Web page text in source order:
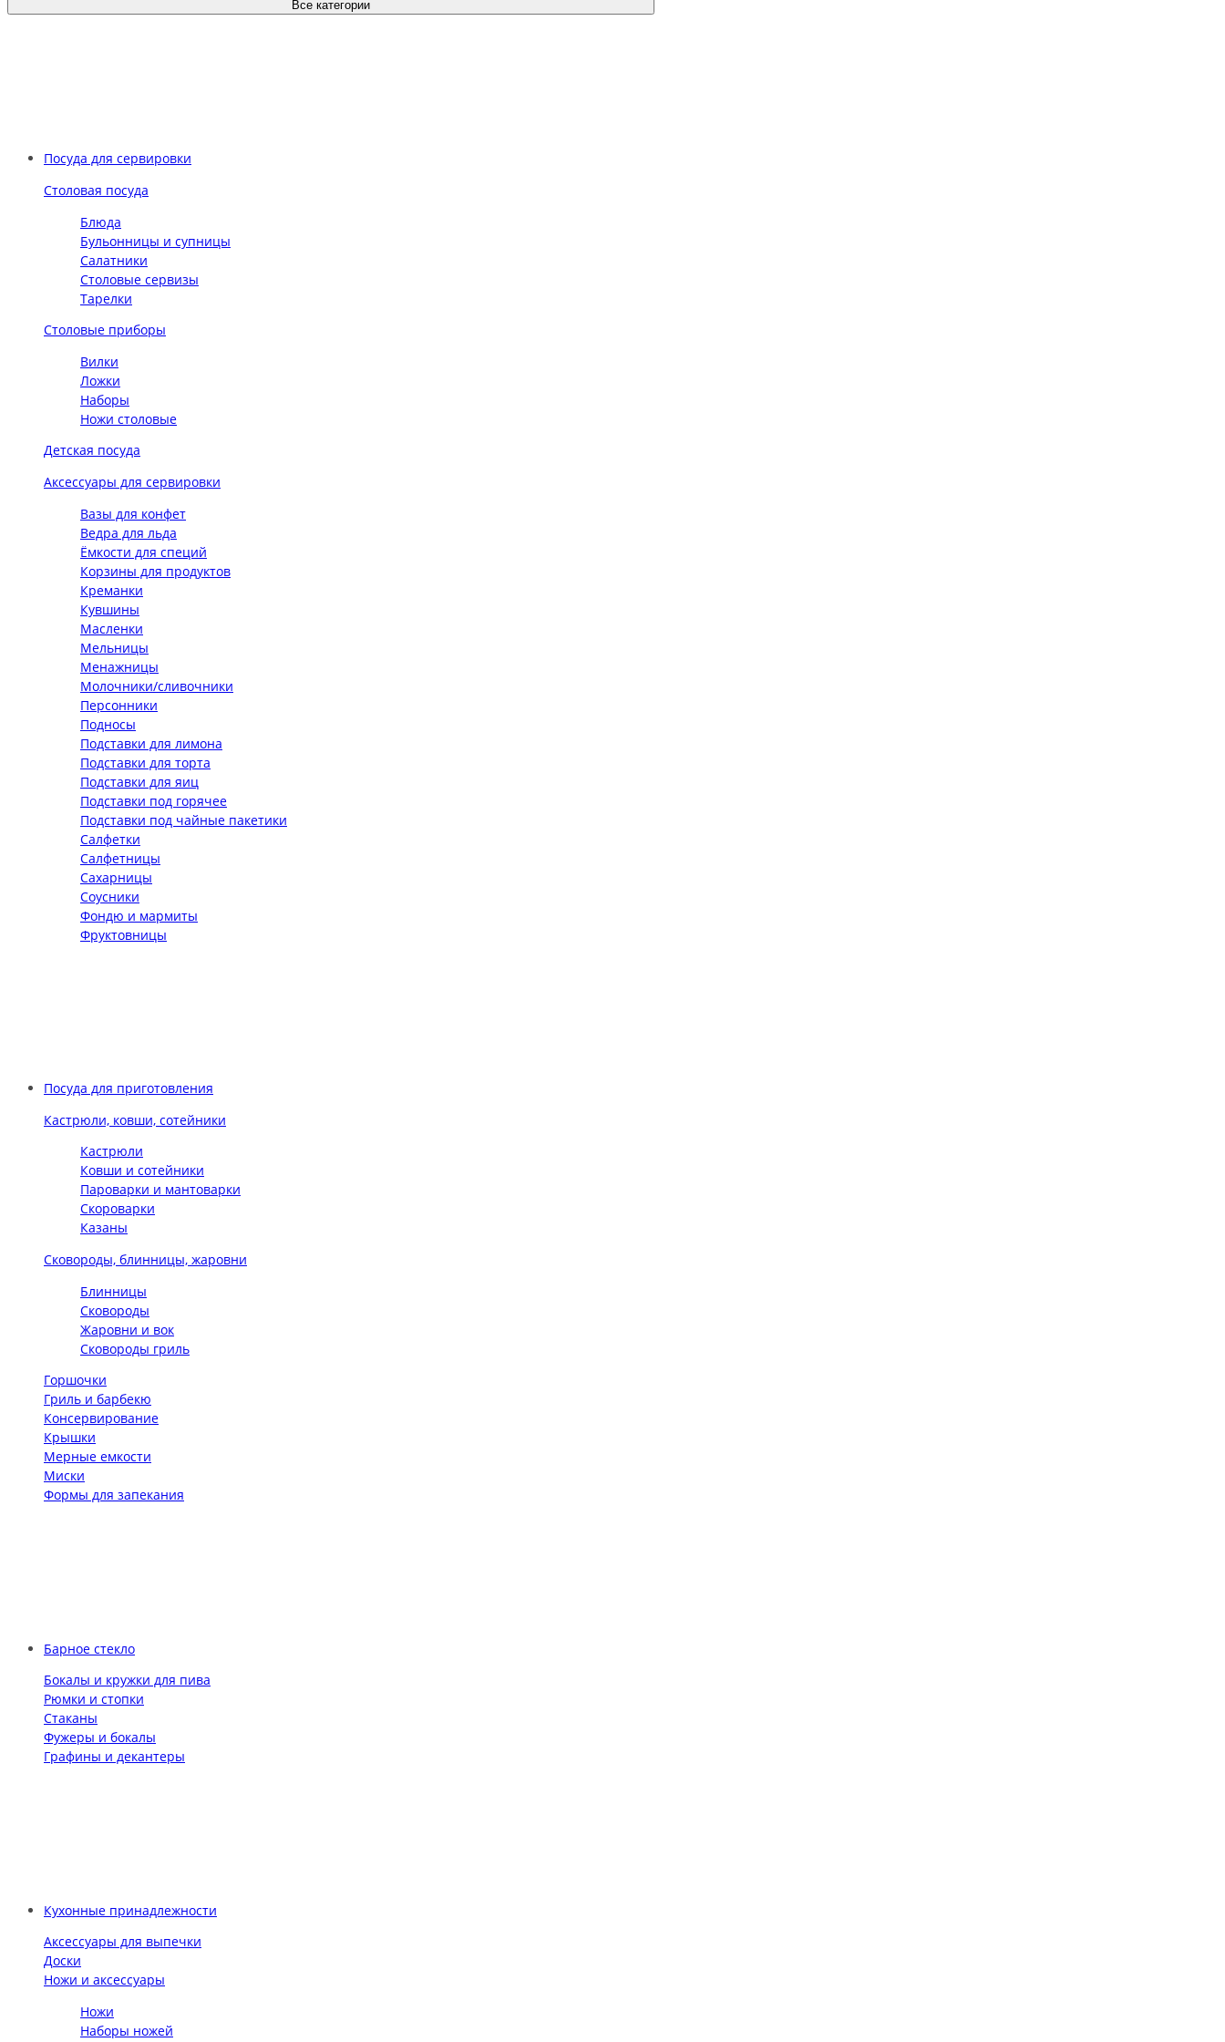
Все категории
Посуда для сервировки
Столовая посуда
Блюда
Бульонницы и супницы
Салатники
Столовые сервизы
Тарелки
Столовые приборы
Вилки
Ложки
Наборы
Ножи столовые
Детская посуда
Аксессуары для сервировки
Вазы для конфет
Ведра для льда
Ёмкости для специй
Корзины для продуктов
Креманки
Кувшины
Масленки
Мельницы
Менажницы
Молочники/сливочники
Персонники
Подносы
Подставки для лимона
Подставки для торта
Подставки для яиц
Подставки под горячее
Подставки под чайные пакетики
Салфетки
Салфетницы
Сахарницы
Соусники
Фондю и мармиты
Фруктовницы
Посуда для приготовления
Кастрюли, ковши, сотейники
Кастрюли
Ковши и сотейники
Пароварки и мантоварки
Скороварки
Казаны
Сковороды, блинницы, жаровни
Блинницы
Сковороды
Жаровни и вок
Сковороды гриль
Горшочки
Гриль и барбекю
Консервирование
Крышки
Мерные емкости
Миски
Формы для запекания
Барное стекло
Бокалы и кружки для пива
Рюмки и стопки
Стаканы
Фужеры и бокалы
Графины и декантеры
Кухонные принадлежности
Аксессуары для выпечки
Доски
Ножи и аксессуары
Ножи
Наборы ножей